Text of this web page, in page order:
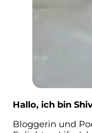
Hallo, ich bin
Bloggerin und